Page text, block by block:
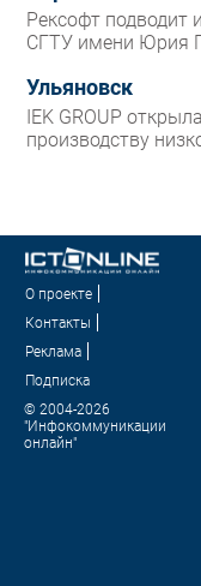
Рексофт подводит
СГТУ имени Юрия
Ульяновск
IEK GROUP
производству
О проекте
Контакты
Реклама
Подписка
© 2004-2026
"Инфокоммуникации
онлайн"